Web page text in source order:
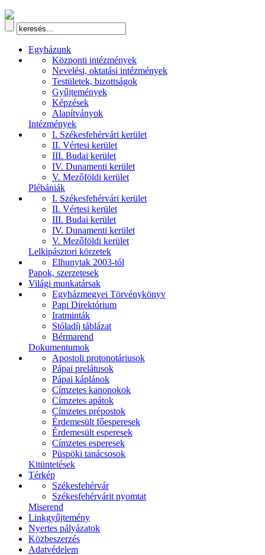
Egyházunk
Központi intézmények
Nevelési, oktatási intézmények
Testületek, bizottságok
Gyűjtemények
Képzések
Alapítványok
Intézmények
I. Székesfehérvári kerület
II. Vértesi kerület
III. Budai kerület
IV. Dunamenti kerület
V. Mezőföldi kerület
Plébániák
I. Székesfehérvári kerület
II. Vértesi kerület
III. Budai kerület
IV. Dunamenti kerület
V. Mezőföldi kerület
Lelkipásztori körzetek
Elhunytak 2003-tól
Papok, szerzetesek
Világi munkatársak
Egyházmegyei Törvénykönyv
Papi Direktórium
Iratminták
Stóladíj táblázat
Bérmarend
Dokumentumok
Apostoli protonotáriusok
Pápai prelátusok
Pápai káplánok
Címzetes kanonokok
Címzetes apátok
Címzetes prépostok
Érdemesült főesperesek
Érdemesült esperesek
Címzetes esperesek
Püspöki tanácsosok
Kitüntetések
Térkép
Székesfehérvár
Székesfehérvárit nyomtat
Miserend
Linkgyűjtemény
Nyertes pályázatok
Közbeszerzés
Adatvédelem